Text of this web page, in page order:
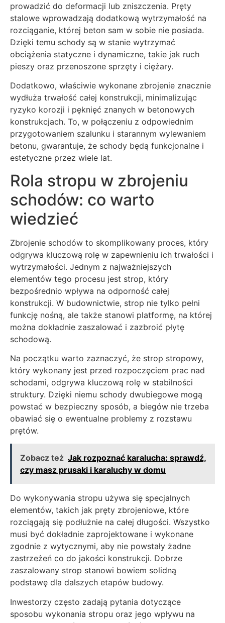
prowadzić do deformacji lub zniszczenia. Pręty
stalowe wprowadzają dodatkową wytrzymałość na
rozciąganie, której beton sam w sobie nie posiada.
Dzięki temu schody są w stanie wytrzymać
obciążenia statyczne i dynamiczne, takie jak ruch
pieszy oraz przenoszone sprzęty i ciężary.
Dodatkowo, właściwie wykonane zbrojenie znacznie
wydłuża trwałość całej konstrukcji, minimalizując
ryzyko korozji i pęknięć znanych w betonowych
konstrukcjach. To, w połączeniu z odpowiednim
przygotowaniem szalunku i starannym wylewaniem
betonu, gwarantuje, że schody będą funkcjonalne i
estetyczne przez wiele lat.
Rola stropu w zbrojeniu
schodów: co warto
wiedzieć
Zbrojenie schodów to skomplikowany proces, który
odgrywa kluczową rolę w zapewnieniu ich trwałości i
wytrzymałości. Jednym z najważniejszych
elementów tego procesu jest strop, który
bezpośrednio wpływa na odporność całej
konstrukcji. W budownictwie, strop nie tylko pełni
funkcję nośną, ale także stanowi platformę, na której
można dokładnie zaszalować i zazbroić płytę
schodową.
Na początku warto zaznaczyć, że strop stropowy,
który wykonany jest przed rozpoczęciem prac nad
schodami, odgrywa kluczową rolę w stabilności
struktury. Dzięki niemu schody dwubiegowe mogą
powstać w bezpieczny sposób, a biegów nie trzeba
obawiać się o ewentualne problemy z rozstawu
prętów.
Zobacz też Jak rozpoznać karalucha: sprawdź,
czy masz prusaki i karaluchy w domu
Do wykonywania stropu używa się specjalnych
elementów, takich jak pręty zbrojeniowe, które
rozciągają się podłużnie na całej długości. Wszystko
musi być dokładnie zaprojektowane i wykonane
zgodnie z wytycznymi, aby nie powstały żadne
zastrzeżeń co do jakości konstrukcji. Dobrze
zaszalowany strop stanowi bowiem solidną
podstawę dla dalszych etapów budowy.
Inwestorzy często zadają pytania dotyczące
sposobu wykonania stropu oraz jego wpływu na